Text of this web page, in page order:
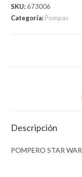
SKU:673006
Categoría: Pompas
Descripción
POMPERO STAR